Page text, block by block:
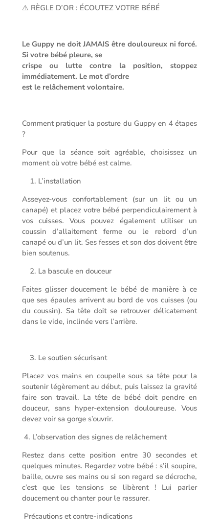
⚠️ RÈGLE D’OR : ÉCOUTEZ VOTRE BÉBÉ
Le Guppy ne doit JAMAIS être douloureux ni forcé.
Si votre bébé pleure, se
crispe ou lutte contre la position, stoppez
immédiatement. Le mot d’ordre
est le relâchement volontaire.
Comment pratiquer la posture du Guppy en 4 étapes
?
Pour que la séance soit agréable, choisissez un
moment où votre bébé est calme.
1. L’installation
Asseyez-vous confortablement (sur un lit ou un
canapé) et placez votre bébé perpendiculairement à
vos cuisses. Vous pouvez également utiliser un
coussin d’allaitement ferme ou le rebord d’un
canapé ou d’un lit. Ses fesses et son dos doivent être
bien soutenus.
2. La bascule en douceur
Faites glisser doucement le bébé de manière à ce
que ses épaules arrivent au bord de vos cuisses (ou
du coussin). Sa tête doit se retrouver délicatement
dans le vide, inclinée vers l’arrière.
3. Le soutien sécurisant
Placez vos mains en coupelle sous sa tête pour la
soutenir légèrement au début, puis laissez la gravité
faire son travail. La tête de bébé doit pendre en
douceur, sans hyper-extension douloureuse. Vous
devez voir sa gorge s’ouvrir.
4. L’observation des signes de relâchement
Restez dans cette position entre 30 secondes et
quelques minutes. Regardez votre bébé : s’il soupire,
baille, ouvre ses mains ou si son regard se décroche,
c’est que les tensions se libèrent ! Lui parler
doucement ou chanter pour le rassurer.
Précautions et contre-indications